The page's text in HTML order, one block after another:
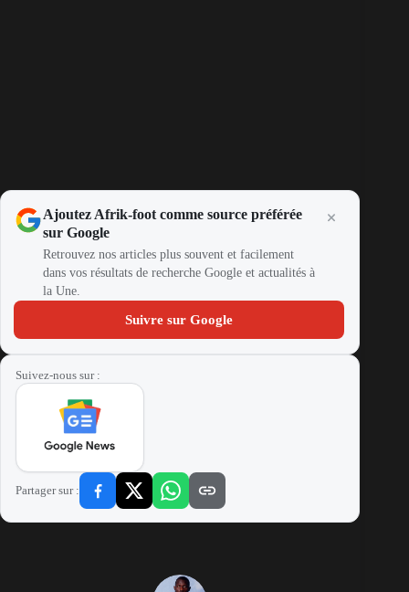
Ajoutez Afrik-foot comme source préférée
sur Google
Retrouvez nos articles plus souvent et facilement
dans vos résultats de recherche Google et actualités à
la Une.
Suivre sur Google
Suivez-nous sur :
Partager sur :